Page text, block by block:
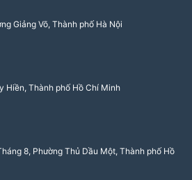
Giảng Võ, Thành phố Hà Nội
Hiền, Thành phố Hồ Chí Minh
8, Phường Thủ Dầu Một, Thành phố Hồ